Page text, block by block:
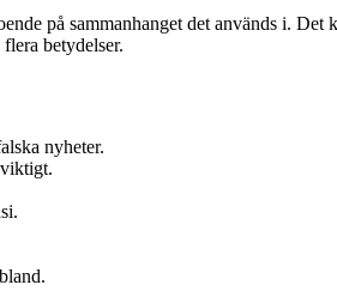
på sammanhanget det används i.
betydelser.
nyheter.